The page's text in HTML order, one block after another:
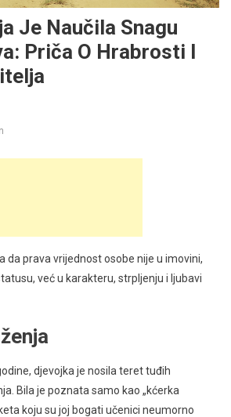
Je Naučila Snagu
Priča O Hrabrosti I
da prava vrijednost osobe nije u imovini,
već u karakteru, strpljenju i ljubavi
djevojka je nosila teret tuđih
Bila je poznata samo kao „kćerka
koju su joj bogati učenici neumorno